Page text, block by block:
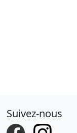
Suivez-nous